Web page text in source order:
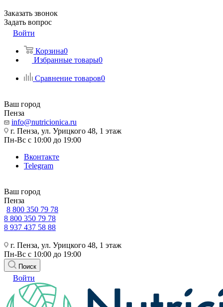
Заказать звонок
Задать вопрос
Войти
Корзина0
Избранные товары0
Сравнение товаров0
Ваш город
Пенза
info@nutricionica.ru
г. Пенза, ул. Урицкого 48, 1 этаж
Пн-Вс с 10:00 до 19:00
Вконтакте
Telegram
Ваш город
Пенза
8 800 350 79 78
8 800 350 79 78
8 937 437 58 88
г. Пенза, ул. Урицкого 48, 1 этаж
Пн-Вс с 10:00 до 19:00
Поиск
Войти